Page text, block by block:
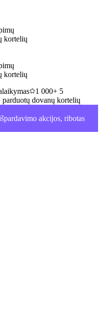
kortelių
kortelių
1 000+ 5
parduotų dovanų kortelių
akcijos, ribotas